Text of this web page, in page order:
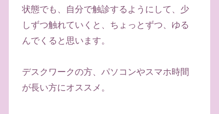
状態でも、自分で触診するようにして、少
しずつ触れていくと、ちょっとずつ、ゆる
んでくると思います。
デスクワークの方、パソコンやスマホ時間
が長い方にオススメ。